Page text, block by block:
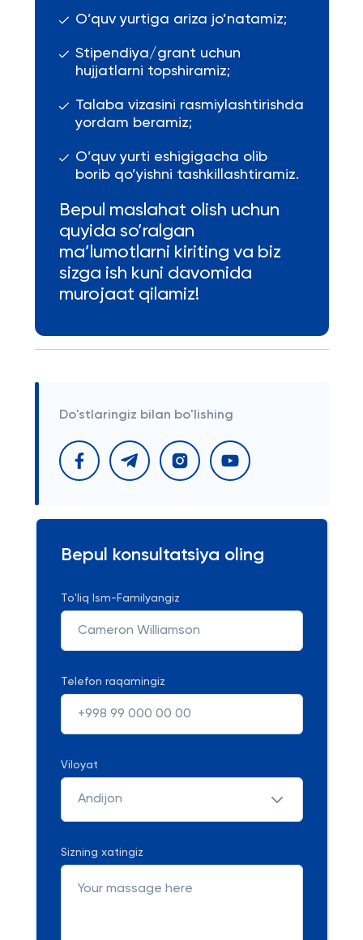
O’quv yurtiga ariza jo’natamiz;
Stipendiya/grant uchun
hujjatlarni topshiramiz;
Talaba vizasini rasmiylashtirishda
yordam beramiz;
O’quv yurti eshigigacha olib
borib qo’yishni tashkillashtiramiz.
Bepul maslahat olish uchun
quyida so’ralgan
ma’lumotlarni kiriting va biz
sizga ish kuni davomida
murojaat qilamiz!
Do'stlaringiz bilan bo'lishing
Bepul konsultatsiya oling
To'liq Ism-Familyangiz
Telefon raqamingiz
Viloyat
Andijon
Sizning xatingiz